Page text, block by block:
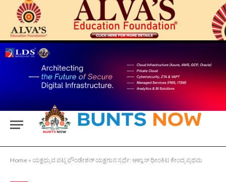
Home » ಯಕ್ಷಧ್ರುವ ಪಟ್ಲ ಫೌಂಡೇಶನ್ ಯಕ್ಷಗಾನ ಸ್ಪರ್ಧೆ: ಆಳ್ವಾಸ್ ಧೀಂಕಿಟ ಕೇಂದ್ರ ಪ್ರಥಮ